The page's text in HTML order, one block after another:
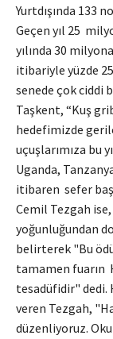
Yurtdışında 133
Geçen yıl 25
yılında 30
itibariyle yüzde
senede çok ciddi
Taşkent, “Kuş
hedefimizde
uçuşlarımıza bu
Uganda,
itibaren sefer
Cemil Tezgah
yoğunluğundan
belirterek "Bu
tamamen fuarın
tesadüfidir" dedi.
veren Tezgah,
düzenliyoruz.